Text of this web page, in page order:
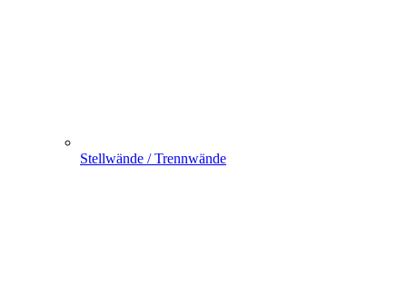
Stellwände / Trennwände